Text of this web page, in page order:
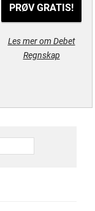
PRØV GRATIS!
Les mer om Debet
Regnskap